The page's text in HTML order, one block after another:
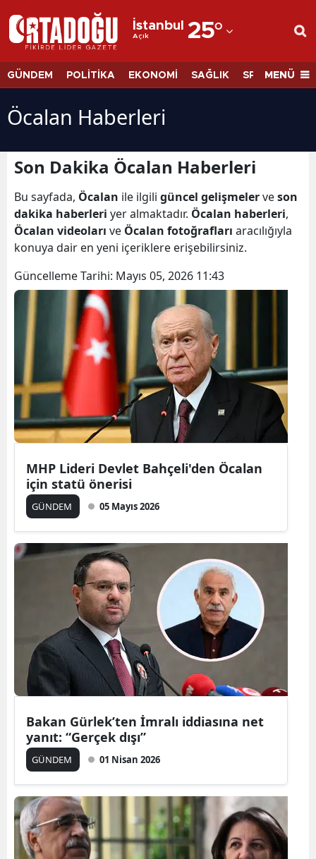
İstanbul
Açık 25°
Adana
Adıyaman
Ağrı
Amasya
Antalya
Artvin
Aydın
Balıkesir
Bilecik
Bingöl
Bitlis
Bolu
Burdur
Bursa
Çanakkale
Çankırı
Denizli
Diyarbakır
Edirne
Elazığ
Eskişehir
Gaziantep
Giresun
Gümüşhane
GÜNDEM POLİTİKA EKONOMİ SAĞLIK SPORMENÜ
Öcalan Haberleri
Son Dakika Öcalan Haberleri
Bu sayfada, Öcalan ile ilgili güncel gelişmelerveson
dakika haberleri yer almaktadır. Öcalan haberleri,
Öcalan videoları ve Öcalan fotoğrafları aracılığıyla
konuya dair en yeni içeriklere erişebilirsiniz.
Güncelleme Tarihi: Mayıs 05, 2026 11:43
MHP Lideri Devlet Bahçeli'den Öcalan
için statü önerisi
GÜNDEM 05 Mayıs 2026
Bakan Gürlek’ten İmralı iddiasına net
yanıt: “Gerçek dışı”
GÜNDEM 01 Nisan 2026